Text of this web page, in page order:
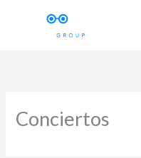
Conciertos